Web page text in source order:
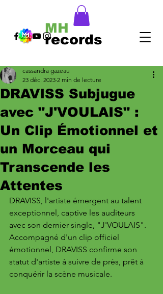
records
MH
DRAVISS Subjugue
avec "J'VOULAIS" :
Un Clip Émotionnel et
un Morceau qui
Transcende les
Attentes
cassandra gazeau
23 déc. 2023 2 min de lecture
DRAVISS, l'artiste émergent au talent
exceptionnel, captive les auditeurs
avec son dernier single, "J'VOULAIS".
Accompagné d'un clip officiel
émotionnel, DRAVISS confirme son
statut d'artiste à suivre de près, prêt à
conquérir la scène musicale.